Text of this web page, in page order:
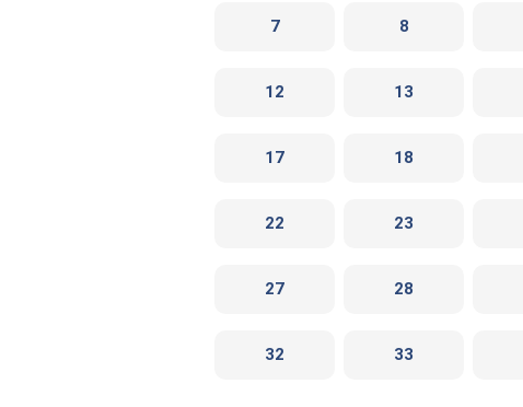
7 8
12 13
17 18
22 23
27 28
32 33